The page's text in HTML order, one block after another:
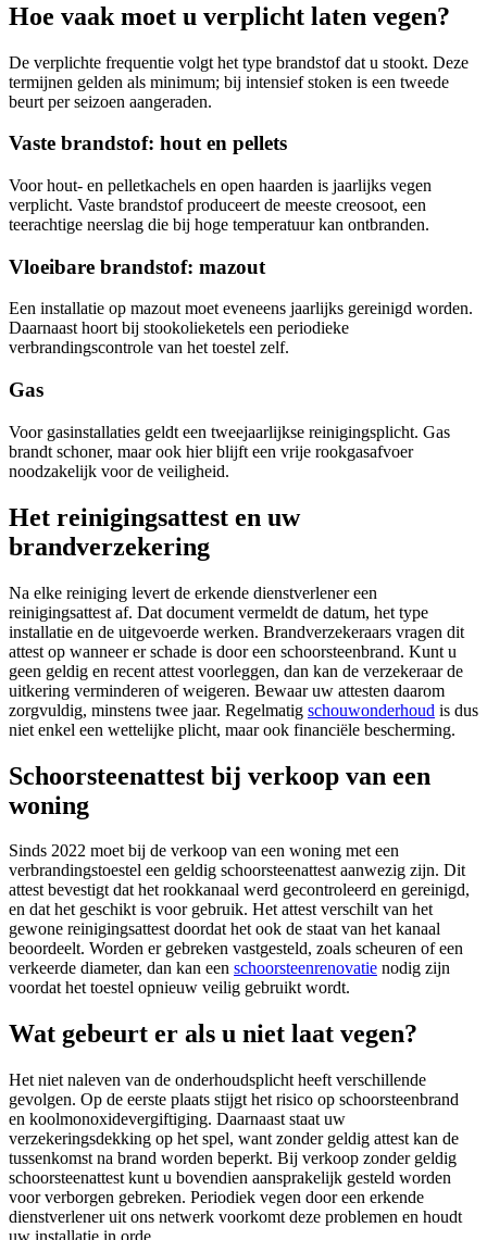
Hoe vaak moet u verplicht laten vegen?
De verplichte frequentie volgt het type brandstof dat u stookt. Deze
termijnen gelden als minimum; bij intensief stoken is een tweede
beurt per seizoen aangeraden.
Vaste brandstof: hout en pellets
Voor hout- en pelletkachels en open haarden is jaarlijks vegen
verplicht. Vaste brandstof produceert de meeste creosoot, een
teerachtige neerslag die bij hoge temperatuur kan ontbranden.
Vloeibare brandstof: mazout
Een installatie op mazout moet eveneens jaarlijks gereinigd worden.
Daarnaast hoort bij stookolieketels een periodieke
verbrandingscontrole van het toestel zelf.
Gas
Voor gasinstallaties geldt een tweejaarlijkse reinigingsplicht. Gas
brandt schoner, maar ook hier blijft een vrije rookgasafvoer
noodzakelijk voor de veiligheid.
Het reinigingsattest en uw
brandverzekering
Na elke reiniging levert de erkende dienstverlener een
reinigingsattest af. Dat document vermeldt de datum, het type
installatie en de uitgevoerde werken. Brandverzekeraars vragen dit
attest op wanneer er schade is door een schoorsteenbrand. Kunt u
geen geldig en recent attest voorleggen, dan kan de verzekeraar de
uitkering verminderen of weigeren. Bewaar uw attesten daarom
zorgvuldig, minstens twee jaar. Regelmatig schouwonderhoud is dus
niet enkel een wettelijke plicht, maar ook financiële bescherming.
Schoorsteenattest bij verkoop van een
woning
Sinds 2022 moet bij de verkoop van een woning met een
verbrandingstoestel een geldig schoorsteenattest aanwezig zijn. Dit
attest bevestigt dat het rookkanaal werd gecontroleerd en gereinigd,
en dat het geschikt is voor gebruik. Het attest verschilt van het
gewone reinigingsattest doordat het ook de staat van het kanaal
beoordeelt. Worden er gebreken vastgesteld, zoals scheuren of een
verkeerde diameter, dan kan een schoorsteenrenovatie nodig zijn
voordat het toestel opnieuw veilig gebruikt wordt.
Wat gebeurt er als u niet laat vegen?
Het niet naleven van de onderhoudsplicht heeft verschillende
gevolgen. Op de eerste plaats stijgt het risico op schoorsteenbrand
en koolmonoxidevergiftiging. Daarnaast staat uw
verzekeringsdekking op het spel, want zonder geldig attest kan de
tussenkomst na brand worden beperkt. Bij verkoop zonder geldig
schoorsteenattest kunt u bovendien aansprakelijk gesteld worden
voor verborgen gebreken. Periodiek vegen door een erkende
dienstverlener uit ons netwerk voorkomt deze problemen en houdt